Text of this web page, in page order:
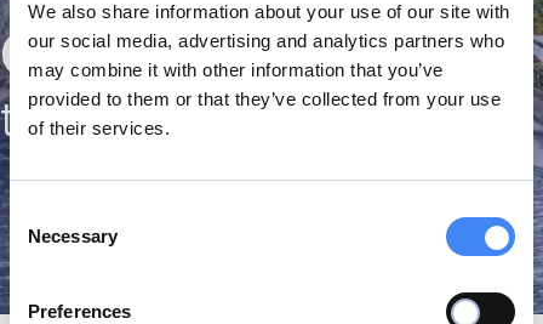
We also share information about your use of our site with
our social media, advertising and analytics partners who
may combine it with other information that you’ve
provided to them or that they’ve collected from your use
of their services.
Selection
Necessary
Preferences
Ontdek Europa
tegen de beste prijzen